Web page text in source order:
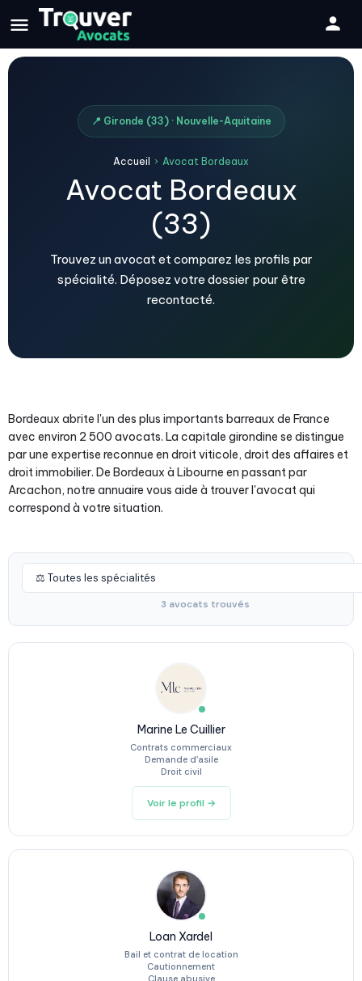
📍 Gironde (33) · Nouvelle-Aquitaine
Accueil › Avocat Bordeaux
Avocat Bordeaux
(33)
Trouvez un avocat et comparez les profils par
spécialité. Déposez votre dossier pour être
recontacté.
Bordeaux abrite l'un des plus importants barreaux de France
avec environ 2 500 avocats. La capitale girondine se distingue
par une expertise reconnue en droit viticole, droit des affaires et
droit immobilier. De Bordeaux à Libourne en passant par
Arcachon, notre annuaire vous aide à trouver l'avocat qui
correspond à votre situation.
3 avocats trouvés
Marine Le Cuillier
Contrats commerciaux
Demande d’asile
Droit civil
Voir le profil →
Loan Xardel
Bail et contrat de location
Cautionnement
Clause abusive